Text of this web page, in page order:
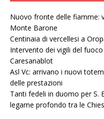
Nuovo fronte delle fiamme:
Monte Barone
Centinaia di vercellesi a
Intervento dei vigili del
Caresanablot
Asl Vc: arrivano i nuovi
delle prestazioni
Tanti fedeli in duomo per S.
legame profondo tra le